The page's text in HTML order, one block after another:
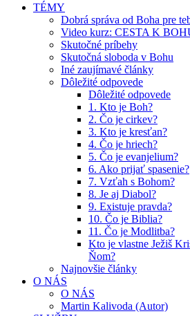
TÉMY
Dobrá správa od Boha pre
Video kurz: CESTA K
Skutočné príbehy
Skutočná sloboda v Bohu
Iné zaujímavé články
Dôležité odpovede
Dôležité odpovede
1. Kto je Boh?
2. Čo je cirkev?
3. Kto je kresťan?
4. Čo je hriech?
5. Čo je evanjelium?
6. Ako prijať spasenie?
7. Vzťah s Bohom?
8. Je aj Diabol?
9. Existuje pravda?
10. Čo je Biblia?
11. Čo je Modlitba?
Kto je vlastne Ježiš
Ňom?
Najnovšie články
O NÁS
O NÁS
Martin Kalivoda (Autor)